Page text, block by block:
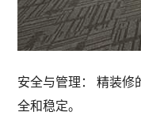
安全与管理： 精装修
全和稳定。